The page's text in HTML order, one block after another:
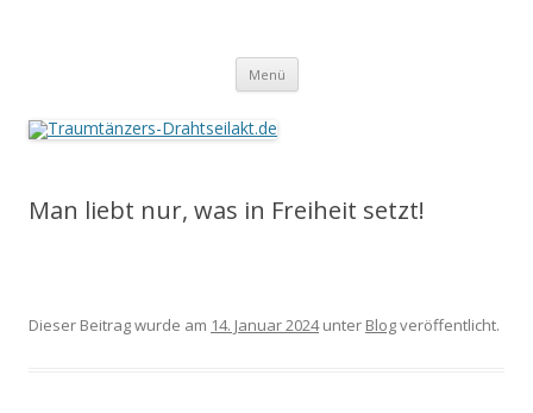
Menü Springe
Inhalt
Man liebt nur, was in Freiheit setzt!
Dieser Beitrag wurde am 14. Januar 2024unter Blogveröffentlicht.